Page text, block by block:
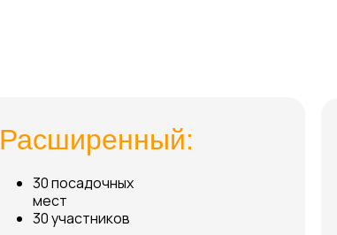
Расширенный:
30 посадочных
мест
30 участников